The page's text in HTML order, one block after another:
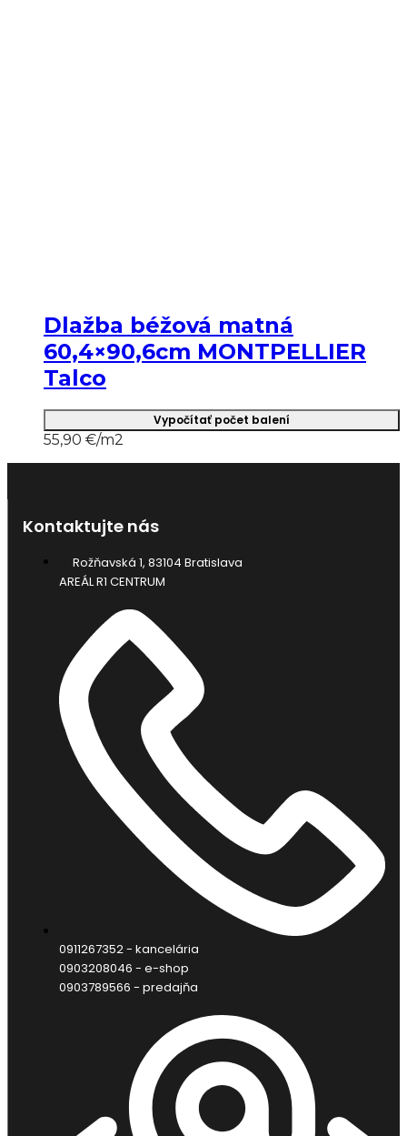
Dlažba béžová matná
60,4×90,6cm MONTPELLIER
Talco
Vypočítať počet balení
55,90 €/m2
Kontaktujte nás
Rožňavská 1, 83104 Bratislava
AREÁL R1 CENTRUM
0911267352 - kancelária
0903208046 - e-shop
0903789566 - predajňa